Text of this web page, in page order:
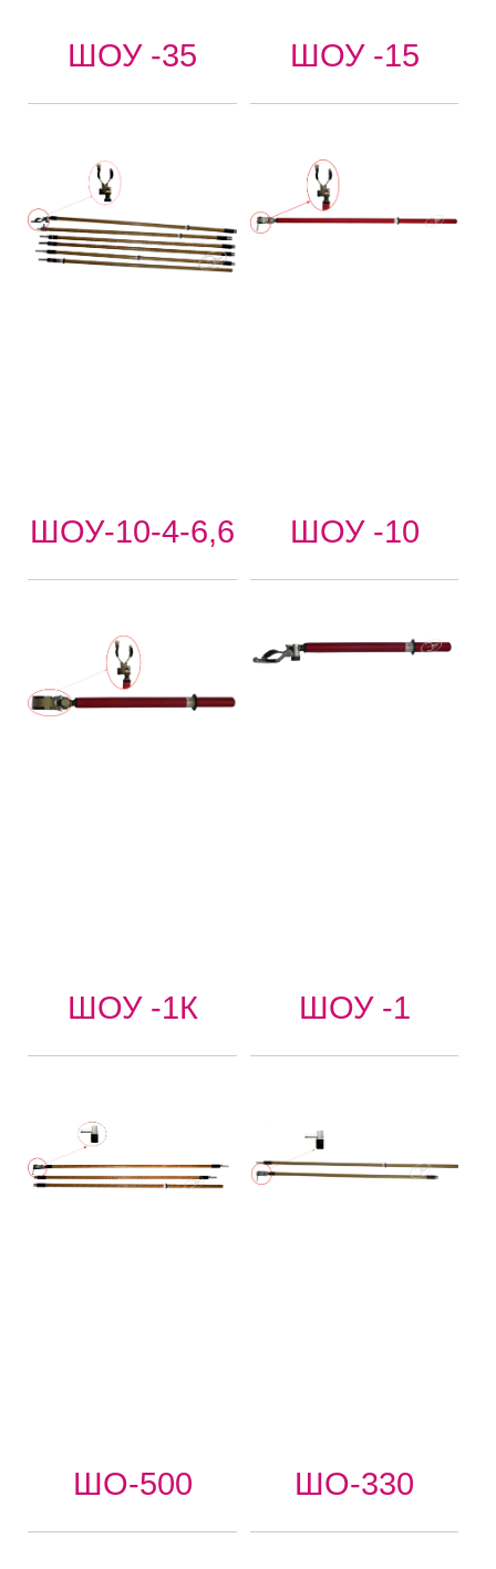
ШОУ -35 ШОУ -15
ШОУ-10-4-6,6 ШОУ -10
ШОУ -1К ШОУ -1
ШО-500 ШО-330